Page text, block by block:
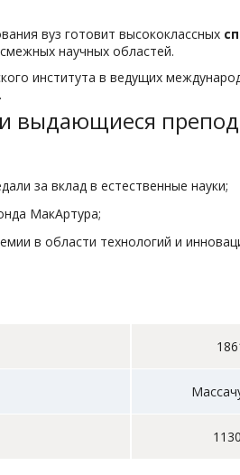
вуз готовит высококлассных
научных областей.
института в ведущих
выдающиеся
за вклад в естественные науки;
МакАртура;
в области технологий и